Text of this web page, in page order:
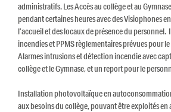
administratifs. Les Accès au collège et au
pendant certaines heures avec des Visiophones
l’accueil et des locaux de présence du personnel.
incendies et PPMS règlementaires prévues pour
Alarmes intrusions et détection incendie avec
collège et le Gymnase, et un report pour le
Installation photovoltaïque en
aux besoins du collège, pouvant être exploités